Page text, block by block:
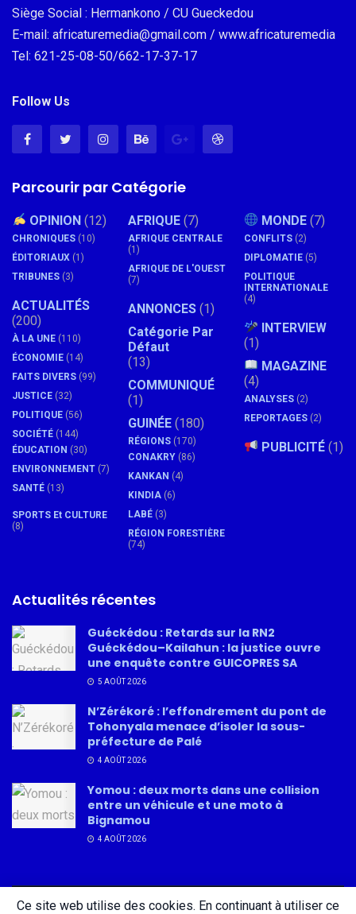
Siège Social : Hermankono / CU Gueckedou
E-mail: africaturemedia@gmail.com / www.africaturemedia
Tel: 621-25-08-50/662-17-37-17
Follow Us
Parcourir par Catégorie
OPINION (12)
CHRONIQUES (10)
ÉDITORIAUX (1)
TRIBUNES (3)
ACTUALITÉS
(200)
À LA UNE (110)
ÉCONOMIE (14)
FAITS DIVERS (99)
JUSTICE (32)
POLITIQUE (56)
SOCIÉTÉ (144)
ÉDUCATION (30)
ENVIRONNEMENT (7)
SANTÉ (13)
SPORTS Et CULTURE
(8)
AFRIQUE (7)
AFRIQUE CENTRALE
(1)
AFRIQUE DE L'OUEST
(7)
ANNONCES (1)
Catégorie Par
Défaut
(13)
COMMUNIQUÉ
(1)
GUINÉE (180)
RÉGIONS (170)
CONAKRY (86)
KANKAN (4)
KINDIA (6)
LABÉ (3)
RÉGION FORESTIÈRE
(74)
MONDE (7)
CONFLITS (2)
DIPLOMATIE (5)
POLITIQUE
INTERNATIONALE
(4)
INTERVIEW
(1)
MAGAZINE
(4)
ANALYSES (2)
REPORTAGES (2)
PUBLICITÉ (1)
Actualités récentes
Guéckédou : Retards sur la RN2
Guéckédou–Kailahun : la justice ouvre
une enquête contre GUICOPRES SA
5 AOÛT 2026
N’Zérékoré : l’effondrement du pont de
Tohonyala menace d’isoler la sous-
préfecture de Palé
4 AOÛT 2026
Yomou : deux morts dans une collision
entre un véhicule et une moto à
Bignamou
4 AOÛT 2026
Ce site web utilise des cookies. En continuant à utiliser ce